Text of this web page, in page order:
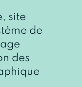
site
de
des